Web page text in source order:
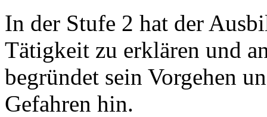
In der Stufe 2 hat der
Tätigkeit zu erklären und
begründet sein Vorgehen
Gefahren hin.